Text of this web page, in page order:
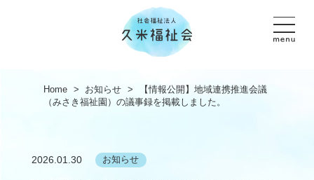
Home > お知らせ >
【情報公開】地域連携推進会議
（みさき福祉園）の議事録を掲載しました。
2026.01.30 お知らせ